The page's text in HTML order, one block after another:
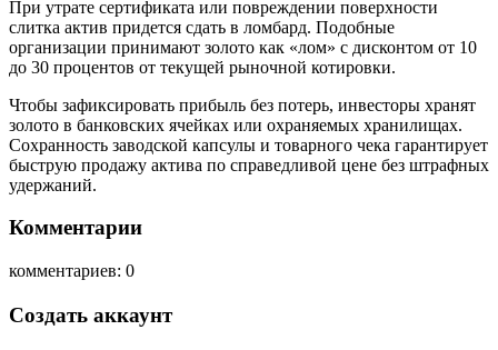
При утрате сертификата или повреждении поверхности
слитка актив придется сдать в ломбард. Подобные
организации принимают золото как «лом» с дисконтом от 10
до 30 процентов от текущей рыночной котировки.
Чтобы зафиксировать прибыль без потерь, инвесторы хранят
золото в банковских ячейках или охраняемых хранилищах.
Сохранность заводской капсулы и товарного чека гарантирует
быструю продажу актива по справедливой цене без штрафных
удержаний.
Комментарии
комментариев: 0
Создать аккаунт